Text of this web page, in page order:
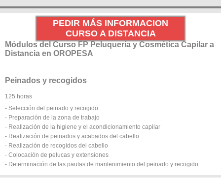
PEDIR MÁS INFORMACION
CURSO A DISTANCIA
Módulos del Curso FP Peluquería y Cosmética Capilar a
Distancia en OROPESA
Peinados y recogidos
125 horas
- Selección del peinado y recogido
- Preparación de la zona de trabajo
- Realización de la higiene y el acondicionamiento capilar
- Realización de peinados y acabados del cabello
- Realización de recogidos del cabello
- Colocación de pelucas y extensiones
- Determinación de las pautas de mantenimiento del peinado y recogido